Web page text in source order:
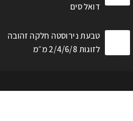
דואל סים
טבעת נירוסטה חלקה זהובה
לזוגות 2/4/6/8 מ״מ